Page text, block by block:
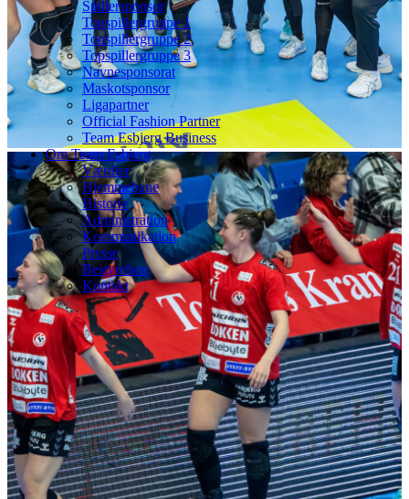
Spillersponsor
Topspillergruppe 1
Topspillergruppe 2
Topspillergruppe 3
Navnesponsorat
Maskotsponsor
Ligapartner
Official Fashion Partner
Team Esbjerg Business
Om Team Esbjerg
Værdier
Hjemmebane
Historie
Administration
Kommunikation
Presse
Bestyrelsen
Kontakt